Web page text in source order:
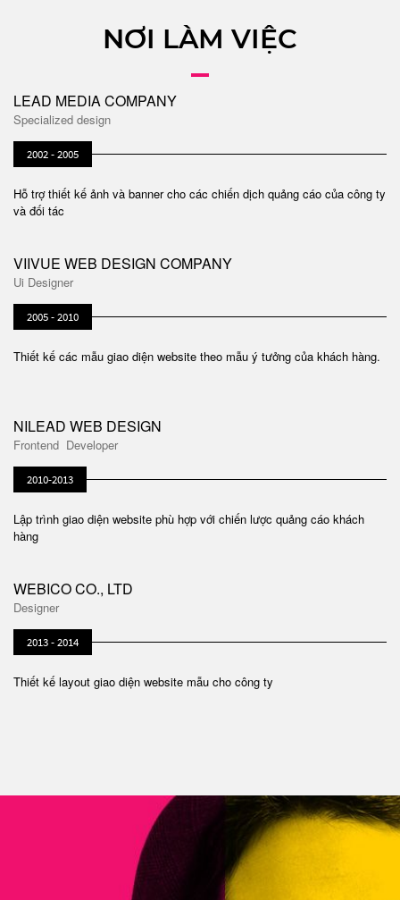
NƠI LÀM VIỆC
LEAD MEDIA COMPANY
Specialized design
2002 - 2005
Hỗ trợ thiết kế ảnh và banner cho các chiến dịch quảng cáo của công ty
và đối tác
VIIVUE WEB DESIGN COMPANY
Ui Designer
2005 - 2010
Thiết kế các mẫu giao diện website theo mẫu ý tưởng của khách hàng.
NILEAD WEB DESIGN
Frontend Developer
2010-2013
Lập trình giao diện website phù hợp với chiến lược quảng cáo khách
hàng
WEBICO CO., LTD
Designer
2013 - 2014
Thiết kế layout giao diện website mẫu cho công ty